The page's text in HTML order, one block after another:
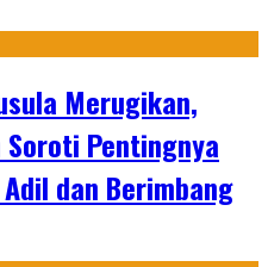
Merugikan,
Pentingnya
dan Berimbang